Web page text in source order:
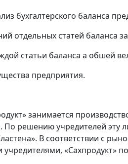
бухгалтерского баланса
отдельных статей баланса
статьи баланса a обшей
предприятия.
занимается
По решению учредителей эту
В соответствии с
учредителями, «Сахпродукт»